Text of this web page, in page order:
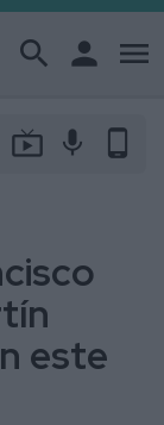
search person menu
live_tv mic phone_android
este